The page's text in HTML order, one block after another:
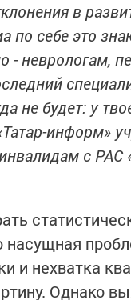
в
по себе это
- неврологам,
не будет: у
информ»
с РАС
насущная
и нехватка
Однако